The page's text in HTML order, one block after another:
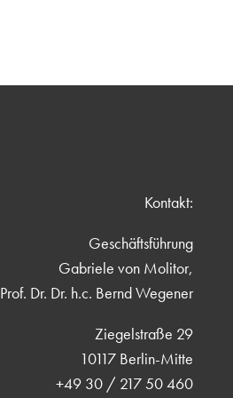
Kontakt:
Geschäftsführung
Gabriele von Molitor,
Prof. Dr. Dr. h.c. Bernd Wegener
Ziegelstraße 29
10117 Berlin-Mitte
+49 30 / 217 50 460